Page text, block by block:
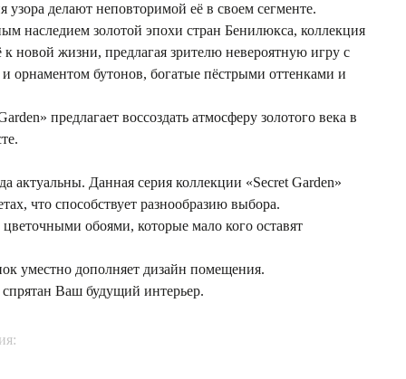
делают неповторимой её в своем сегменте.
наследием золотой эпохи стран Бенилюкса, коллекция
к новой жизни, предлагая зрителю невероятную игру с
орнаментом бутонов, богатые пёстрыми оттенками и
предлагает воссоздать атмосферу золотого века в
актуальны. Данная серия коллекции «Secret Garden»
что способствует разнообразию выбора.
обоями, которые мало кого оставят
уместно дополняет дизайн помещения.
Ваш будущий интерьер.